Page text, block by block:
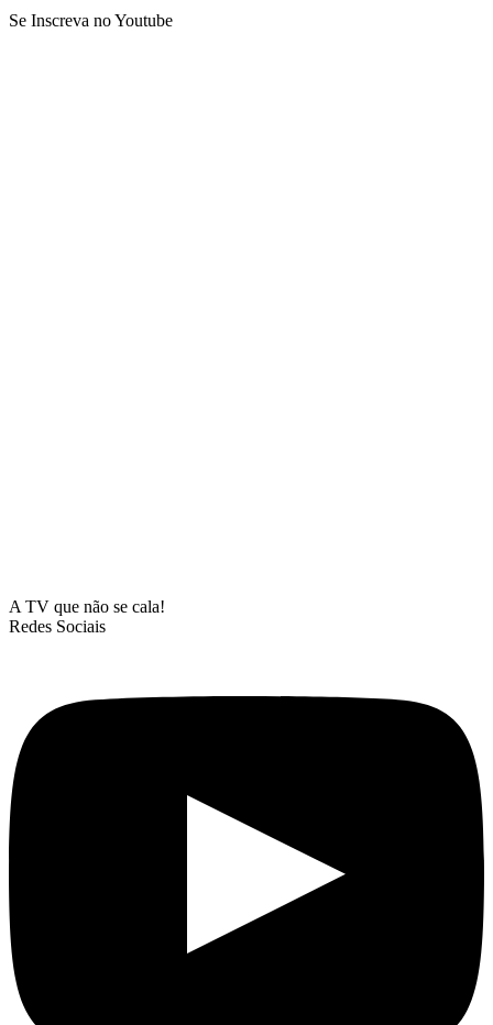
Se Inscreva no Youtube
A TV que não se cala!
Redes Sociais